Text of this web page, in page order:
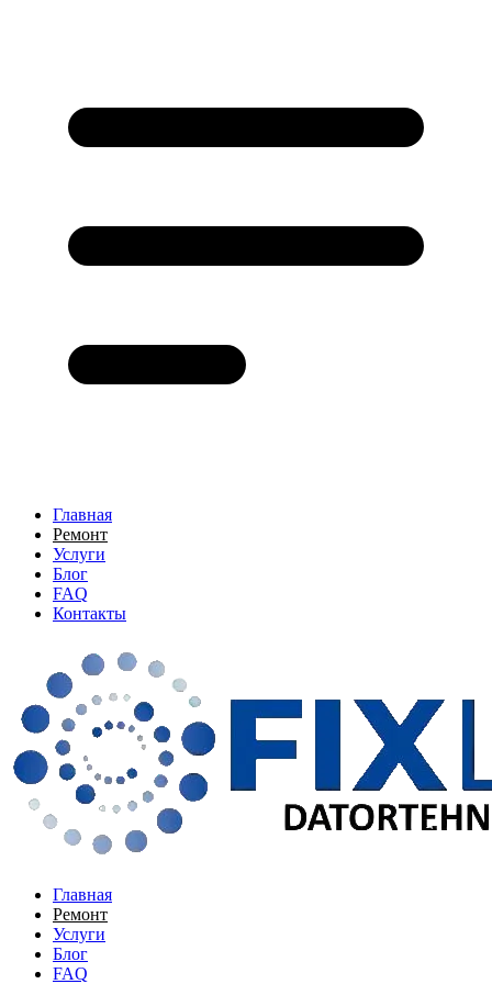
Главная
Ремонт
Услуги
Блог
FAQ
Контакты
Главная
Ремонт
Услуги
Блог
FAQ